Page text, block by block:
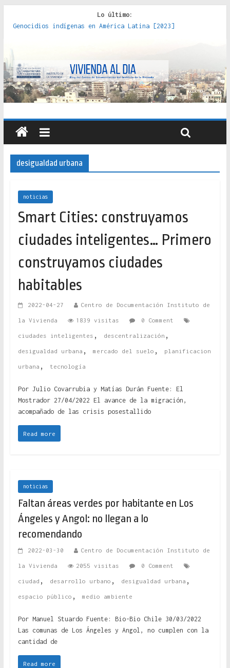
Lo último:
Genocidios indígenas en América Latina [2023]
políticas, prácticas y representaciones [2022]
crítica de las fronteras latinoamericanas [2020]
Criterios técnicos para una vivienda adecuada [2019]
Red de consultorios de la Caja del Seguro Obrero en
Santiago : un patrimonio emblemático [2014]
desigualdad urbana
noticias
Smart Cities: construyamos
ciudades inteligentes… Primero
construyamos ciudades
habitables
2022-04-27 Centro de Documentación Instituto de
la Vivienda 1839 visitas 0 Comment
ciudades inteligentes , descentralización ,
desigualdad urbana , mercado del suelo , planificacion
urbana , tecnología
Por Julio Covarrubia y Matías Durán Fuente: El
Mostrador 27/04/2022 El avance de la migración,
acompañado de las crisis posestallido
Read more
noticias
Faltan áreas verdes por habitante en Los
Ángeles y Angol: no llegan a lo
recomendando
2022-03-30 Centro de Documentación Instituto de
la Vivienda 2055 visitas 0 Comment
ciudad , desarrollo urbano , desigualdad urbana ,
espacio público , medio ambiente
Por Manuel Stuardo Fuente: Bio-Bio Chile 30/03/2022
Las comunas de Los Ángeles y Angol, no cumplen con la
cantidad de
Read more